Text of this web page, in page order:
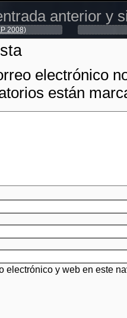
anterior y
2008)
electrónico
están
electrónico y web en este